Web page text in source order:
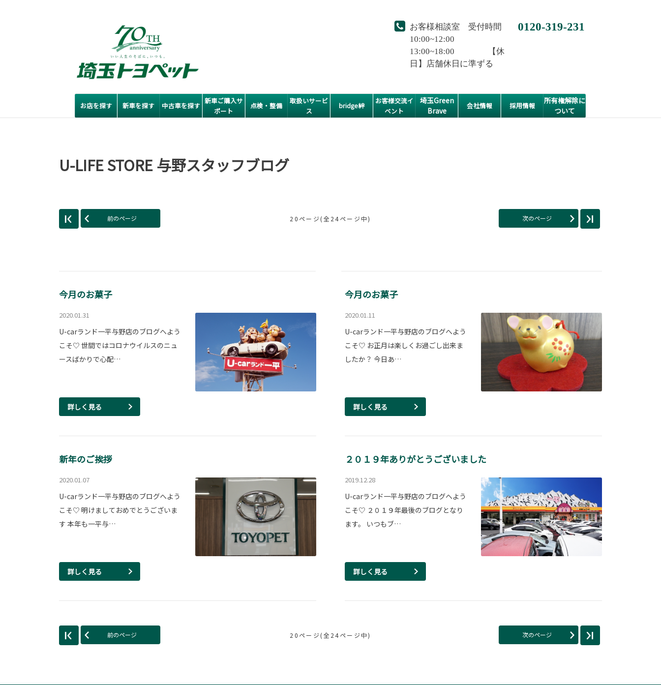
お客様相談室 受付時間
10:00~12:00
13:00~18:00 【休
日】店舗休日に準ずる
0120-319-231
お店を探す 新車を探す 中古車を探す
新車ご購入サ
ポート
点検・整備
取扱いサービ
ス
bridge絆
お客様交流イ
ベント
埼玉Green
Brave
会社情報 採用情報
所有権解除に
ついて
U-LIFE STORE 与野スタッフブログ
前のページ 20ページ(全24ページ中) 次のページ
今月のお菓子
2020.01.31
U-carランド一平与野店のブログへよう
こそ♡ 世間ではコロナウイルスのニュ
ースばかりで心配…
詳しく見る
今月のお菓子
2020.01.11
U-carランド一平与野店のブログへよう
こそ♡ お正月は楽しくお過ごし出来ま
したか？ 今日あ…
詳しく見る
新年のご挨拶
2020.01.07
U-carランド一平与野店のブログへよう
こそ♡ 明けましておめでとうございま
す 本年も一平与…
詳しく見る
２０１９年ありがとうございました
2019.12.28
U-carランド一平与野店のブログへよう
こそ♡ ２０１９年最後のブログとなり
ます。 いつもブ…
詳しく見る
前のページ 20ページ(全24ページ中) 次のページ